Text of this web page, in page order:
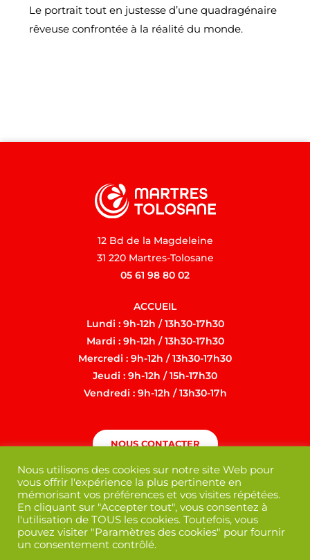
Le portrait tout en justesse d’une quadragénaire
rêveuse confrontée à la réalité du monde.
12 Bd de la Magdeleine
31 220 Martres-Tolosane
05 61 98 80 02
ACCUEIL
Lundi : 9h-12h / 13h30-17h30
Mardi : 9h-12h / 13h30-17h30
Mercredi : 9h-12h / 13h30-17h30
Jeudi : 9h-12h / 15h-17h30
Vendredi : 9h-12h / 13h30-17h
NOUS CONTACTER
Nous utilisons des cookies sur notre site Web pour
vous offrir l'expérience la plus pertinente en
mémorisant vos préférences et vos visites répétées.
En cliquant sur "Accepter tout", vous consentez à
l'utilisation de TOUS les cookies. Toutefois, vous
pouvez visiter "Paramètres des cookies" pour fournir
un consentement contrôlé.